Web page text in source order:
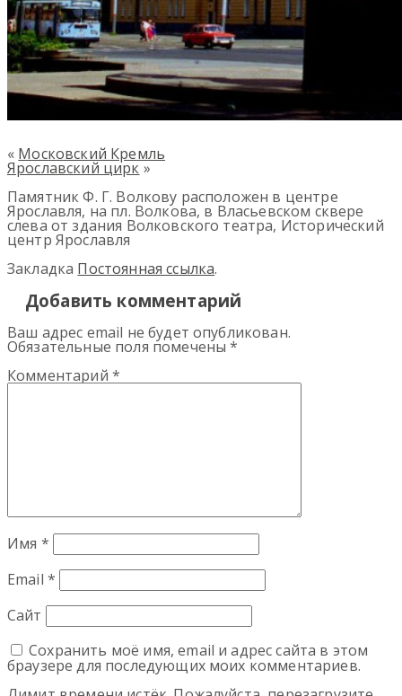
« Московский Кремль
Ярославский цирк »
Памятник Ф. Г. Волкову расположен в центре
Ярославля, на пл. Волкова, в Власьевском сквере
слева от здания Волковского театра, Исторический
центр Ярославля
Закладка Постоянная ссылка.
Добавить комментарий
Ваш адрес email не будет опубликован.
Обязательные поля помечены*
Комментарий *
Имя *
Email *
Сайт
Сохранить моё имя, email и адрес сайта в этом
браузере для последующих моих комментариев.